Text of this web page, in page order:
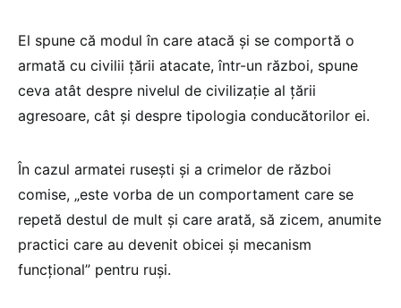
El spune că modul în care atacă și se comportă o
armată cu civilii țării atacate, într-un război, spune
ceva atât despre nivelul de civilizație al țării
agresoare, cât și despre tipologia conducătorilor ei.
În cazul armatei rusești și a crimelor de război
comise, „este vorba de un comportament care se
repetă destul de mult și care arată, să zicem, anumite
practici care au devenit obicei și mecanism
funcțional” pentru ruși.